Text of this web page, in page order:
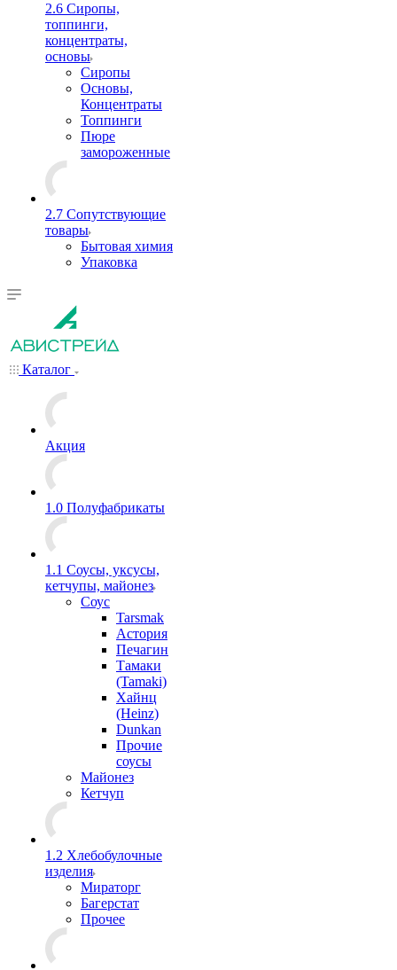
2.6 Сиропы,
топпинги,
концентраты,
основы
Сиропы
Основы,
Концентраты
Топпинги
Пюре
замороженные
2.7 Сопутствующие
товары
Бытовая химия
Упаковка
Каталог
Акция
1.0 Полуфабрикаты
1.1 Соусы, уксусы,
кетчупы, майонез
Соус
Tarsmak
Астория
Печагин
Тамаки
(Tamaki)
Хайнц
(Heinz)
Dunkan
Прочие
соусы
Майонез
Кетчуп
1.2 Хлебобулочные
изделия
Мираторг
Багерстат
Прочее